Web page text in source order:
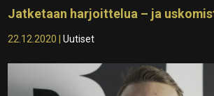
Jatketaan harjoittelua – ja
22.12.2020 |Uutiset